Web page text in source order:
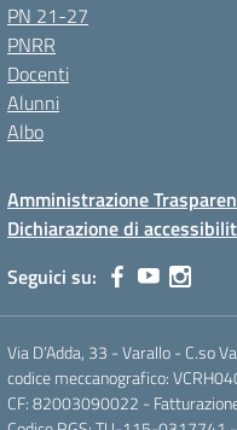
PN 21-27
PNRR
Docenti
Alunni
Albo
Amministrazione
Dichiarazione di
Seguici su:
Via D’Adda, 33 - Varallo - C.so
codice meccanografico:
CF: 82003090022 -